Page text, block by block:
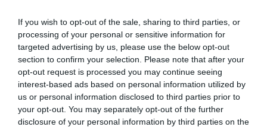
If you wish to opt-out of the sale, sharing to third parties, or
processing of your personal or sensitive information for
targeted advertising by us, please use the below opt-out
section to confirm your selection. Please note that after your
opt-out request is processed you may continue seeing
interest-based ads based on personal information utilized by
us or personal information disclosed to third parties prior to
your opt-out. You may separately opt-out of the further
disclosure of your personal information by third parties on the
PRONEWS.GR /ΕΝΟΠΛΕΣ ΣΥΓΚΡΟΥΣΕΙΣ
ΗΠΑ: Έφτασαν στη Μέση Ανατολή οι
2.500 Αμερικανοί πεζοναύτες